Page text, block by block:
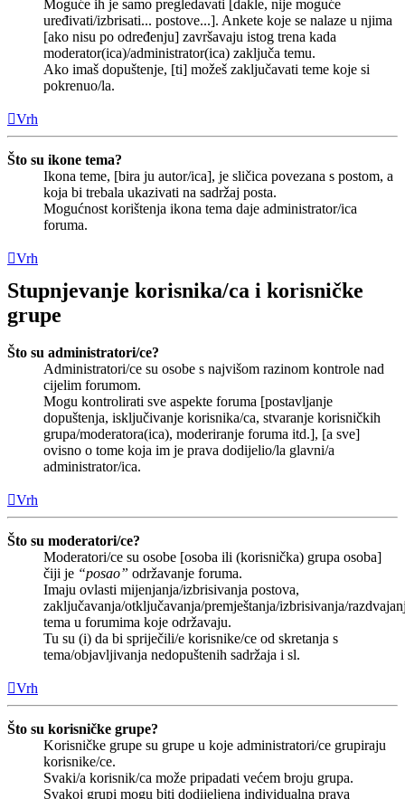
Moguće ih je samo pregledavati [dakle, nije moguće
uređivati/izbrisati... postove...]. Ankete koje se nalaze u njima
[ako nisu po određenju] završavaju istog trena kada
moderator(ica)/administrator(ica) zaključa temu.
Ako imaš dopuštenje, [ti] možeš zaključavati teme koje si
pokrenuo/la.
Vrh
Što su ikone tema?
Ikona teme, [bira ju autor/ica], je sličica povezana s postom, a
koja bi trebala ukazivati na sadržaj posta.
Mogućnost korištenja ikona tema daje administrator/ica
foruma.
Vrh
Stupnjevanje korisnika/ca i korisničke
grupe
Što su administratori/ce?
Administratori/ce su osobe s najvišom razinom kontrole nad
cijelim forumom.
Mogu kontrolirati sve aspekte foruma [postavljanje
dopuštenja, isključivanje korisnika/ca, stvaranje korisničkih
grupa/moderatora(ica), moderiranje foruma itd.], [a sve]
ovisno o tome koja im je prava dodijelio/la glavni/a
administrator/ica.
Vrh
Što su moderatori/ce?
Moderatori/ce su osobe [osoba ili (korisnička) grupa osoba]
čiji je “posao” održavanje foruma.
Imaju ovlasti mijenjanja/izbrisivanja postova,
zaključavanja/otključavanja/premještanja/izbrisivanja/
tema u forumima koje održavaju.
Tu su (i) da bi spriječili/e korisnike/ce od skretanja s
tema/objavljivanja nedopuštenih sadržaja i sl.
Vrh
Što su korisničke grupe?
Korisničke grupe su grupe u koje administratori/ce grupiraju
korisnike/ce.
Svaki/a korisnik/ca može pripadati većem broju grupa.
Svakoj grupi mogu biti dodijeljena individualna prava